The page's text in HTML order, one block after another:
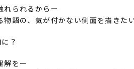
られるからー
語の、気が付かない側面を描きた
？
解をー